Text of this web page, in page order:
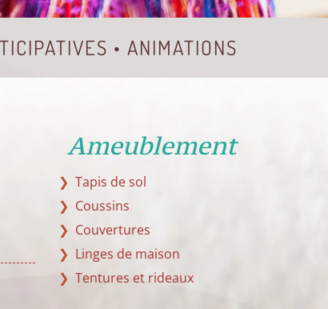
• ANIMATIONS
Ameublement
Tapis de sol
Coussins
Couvertures
Linges de maison
Tentures et rideaux